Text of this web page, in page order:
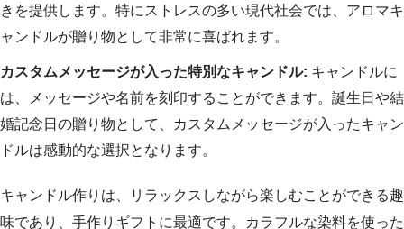
きを提供します。特にストレスの多い現代社会では、アロマキ
ャンドルが贈り物として非常に喜ばれます。
カスタムメッセージが入った特別なキャンドル: キャンドルに
は、メッセージや名前を刻印することができます。誕生日や結
婚記念日の贈り物として、カスタムメッセージが入ったキャン
ドルは感動的な選択となります。
キャンドル作りは、リラックスしながら楽しむことができる趣
味であり、手作りギフトに最適です。カラフルな染料を使った